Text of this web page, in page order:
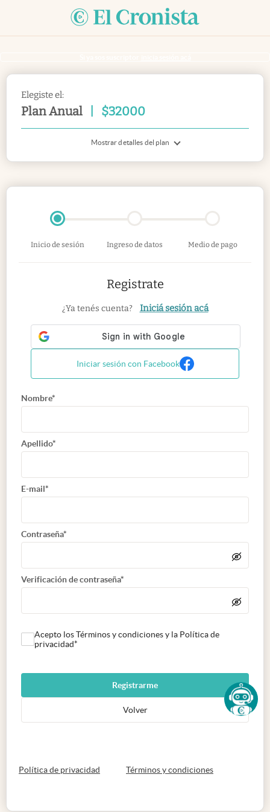
Elegiste el:
Plan Anual $32000
Mostrar detalles del plan
Inicio de sesión Ingreso de datos Medio de pago
Registrate
¿Ya tenés cuenta? Iniciá sesión acá
Iniciar sesión con Facebook
Nombre*
Apellido*
E-mail*
Contraseña*
Verificación de contraseña*
Acepto los Términos y condiciones y la Política de
privacidad*
Registrarme
Volver
Política de privacidad abre en nueva pestaña
Términos y condicionesabre en nueva